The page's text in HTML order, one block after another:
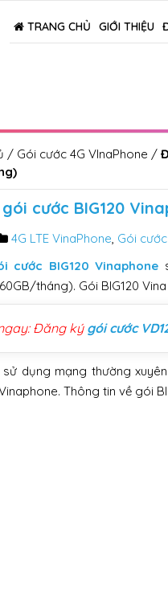
TRANG CHỦ GIỚI THIỆU
/ Gói cước 4G VInaPhone /
cước BIG120
4G LTE VinaPhone, Gói
cước BIG120 Vinaphone
tháng). Gói BIG120
Đăng ký gói cước
sử dụng mạng thường
Thông tin về gói